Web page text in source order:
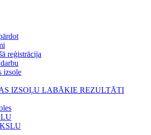
reģistrācija
izsole
IZSOĻU LABĀKIE REZULTĀTI